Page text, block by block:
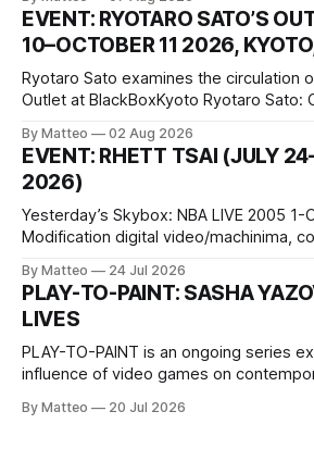
friends responds in conflicting ways.
conditions that surround them, while
virtual realm.
EVENT: RYOTARO SATO’S
10–OCTOBER 11 2026,
Ryotaro Sato examines the circulation
Outlet at BlackBoxKyoto Ryotaro Sato: Outlet August 10–
1 Kashiwaya-cho, Nakagyo-ku Kyoto
Opening hours: 1:00–9:00 p.m. Closed
Wednesday Admission: ¥1,500 on
By Matteo 02 Aug 2026
EVENT: RHETT TSAI (JULY
2026)
Yesterday’s Skybox: NBA LIVE 2005 1-
Modification digital video/machinima, color, sound, 100 min,
one-on-one match between Yao Ming
The match itself is programmed to
This recording concludes when one
By Matteo 24 Jul 2026
PLAY-TO-PAINT: SASHA
LIVES
PLAY-TO-PAINT is an ongoing series
influence of video games on
camera systems, player-made content,
By Matteo 20 Jul 2026